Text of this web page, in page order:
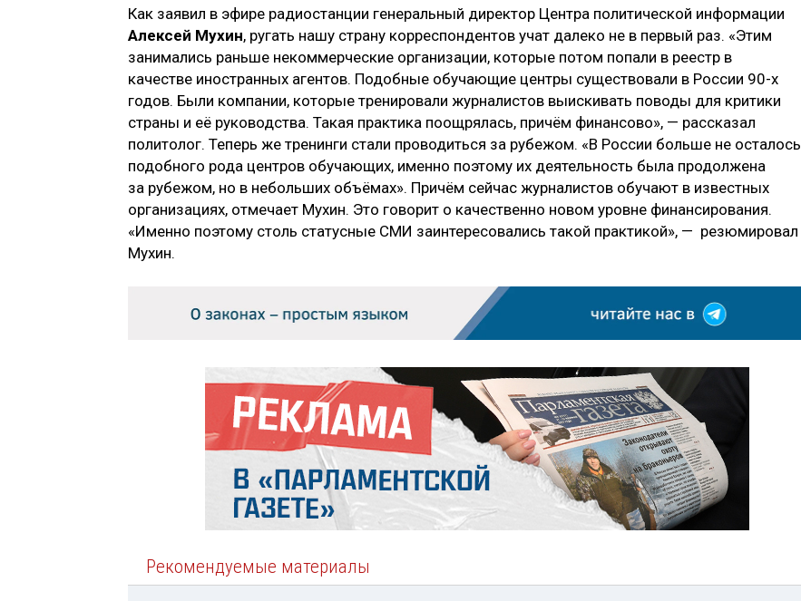
Как заявил в эфире радиостанции генеральный директор Центра политической информации
Алексей Мухин, ругать нашу страну корреспондентов учат далеко не в первый раз. «Этим
занимались раньше некоммерческие организации, которые потом попали в реестр в
качестве иностранных агентов. Подобные обучающие центры существовали в России 90-х
годов. Были компании, которые тренировали журналистов выискивать поводы для критики
страны и её руководства. Такая практика поощрялась, причём финансово», — рассказал
политолог. Теперь же тренинги стали проводиться за рубежом. «В России больше не осталось
подобного рода центров обучающих, именно поэтому их деятельность была продолжена
за рубежом, но в небольших объёмах». Причём сейчас журналистов обучают в известных
организациях, отмечает Мухин. Это говорит о качественно новом уровне финансирования.
«Именно поэтому столь статусные СМИ заинтересовались такой практикой», — резюмировал
Мухин.
Рекомендуемые материалы